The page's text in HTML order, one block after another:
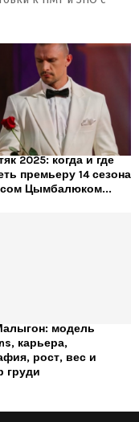
2025: когда и где
премьеру 14 сезона
Цымбалюком...
модель
карьера,
рост, вес и
груди